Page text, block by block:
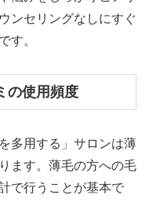
ンセリングなしにすぐ
す。
の使用頻度
多用する」サロンは薄
ます。薄毛の方への毛
で行うことが基本で